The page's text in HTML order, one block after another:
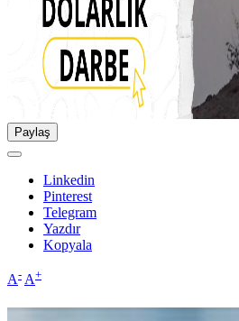
Paylaş
Linkedin
Pinterest
Telegram
Yazdır
Kopyala
A- A+